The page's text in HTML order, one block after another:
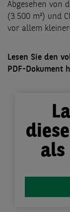
Abgesehen von
(3.500 m²) und
vor allem
Lesen Sie den
PDF-Dokument
als